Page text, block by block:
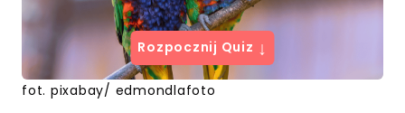
fot. pixabay/ edmondlafoto
Rozpocznij Quiz ↓